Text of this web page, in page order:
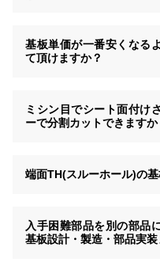
基板単価が一番安くなる
て頂けますか？
ミシン目でシート面付け
ーで分割カットできますか
端面TH(スルーホール)の
入手困難部品を別の部品
基板設計・製造・部品実